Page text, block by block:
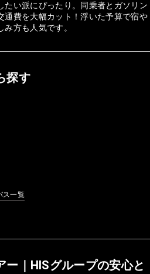
たい派にぴったり。同乗者とガソリン
通費を大幅カット！浮いた予算で宿や
方も人気です。
探す
ス一覧
ー｜HISグループの安心と